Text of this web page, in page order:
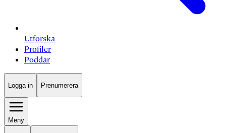
Utforska
Profiler
Poddar
Logga in Prenumerera
Meny